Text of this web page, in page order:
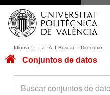
Idioma I a ·A I BuscarI Directorio
Conjuntos de datos
Acerca de
Conjuntos de datos